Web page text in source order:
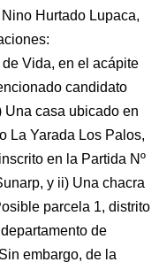
Hurtado Lupaca,
Vida, en el acápite
candidato
Una casa ubicado en
La Yarada Los Palos,
en la Partida Nº
y ii) Una chacra
parcela 1, distrito
de
embargo, de la